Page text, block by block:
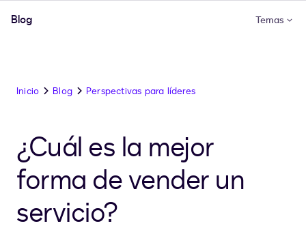
Blog Temas
Inicio Blog Perspectivas para líderes
¿Cuál es la mejor
forma de vender un
servicio?